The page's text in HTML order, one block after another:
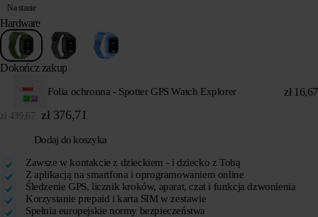
Na stanie
Hardware
Dokończ zakup
Folia ochronna - Spotter GPS Watch Explorer zł16,67
zł 439,67 zł376,71
Dodaj do koszyka
Zawsze w kontakcie z dzieckiem - i dziecko z Tobą
Z aplikacją na smartfona i oprogramowaniem online
Śledzenie GPS, licznik kroków, aparat, czat i funkcja dzwonienia
Korzystanie prepaid i karta SIM w zestawie
Spełnia europejskie normy bezpieczeństwa